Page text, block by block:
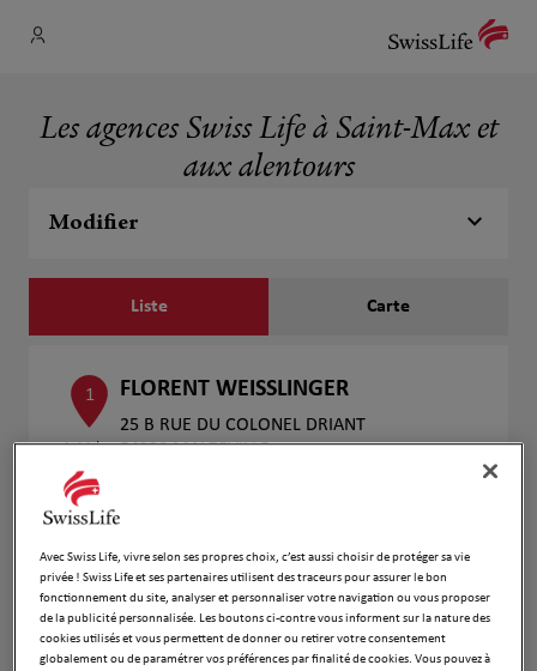
Les agences Swiss Life à Saint-Max et
aux alentours
Modifier
Liste Carte
1
1.11 km
FLORENT WEISSLINGER
25 B RUE DU COLONEL DRIANT
54220 MALZEVILLE
Voir plus
2 Vanessa LE BERT
Avec Swiss Life, vivre selon ses propres choix, c’est aussi choisir de protéger sa vie
privée ! Swiss Life et ses partenaires utilisent des traceurs pour assurer le bon
fonctionnement du site, analyser et personnaliser votre navigation ou vous proposer
de la publicité personnalisée. Les boutons ci-contre vous informent sur la nature des
cookies utilisés et vous permettent de donner ou retirer votre consentement
globalement ou de paramétrer vos préférences par finalité de cookies. Vous pouvez à